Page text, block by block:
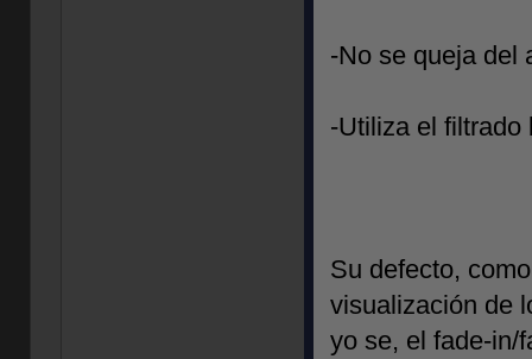
-No se queja del
-Utiliza el filtrado
Su defecto,
visualización de
yo se, el fade-in/